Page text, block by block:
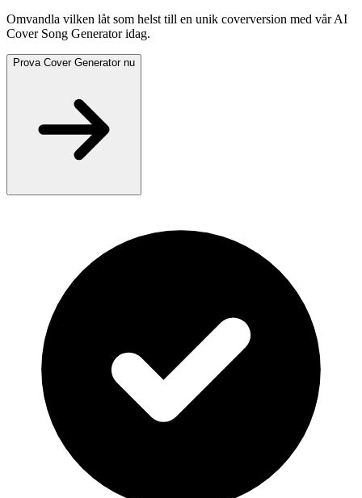
Omvandla vilken låt som helst till en unik coverversion med vår AI
Cover Song Generator idag.
Prova Cover Generator nu